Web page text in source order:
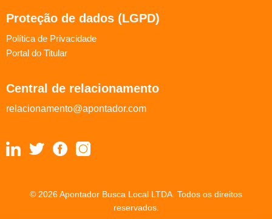
Proteção de dados (LGPD)
Política de Privacidade
Portal do Titular
Central de relacionamento
relacionamento@apontador.com
© 2026 Apontador Busca Local LTDA. Todos os direitos
reservados.